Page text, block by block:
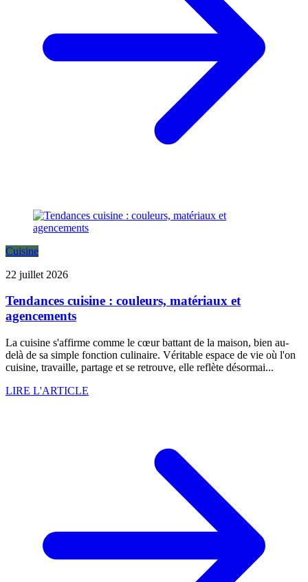
Cuisine
22 juillet 2026
Tendances cuisine : couleurs, matériaux et
agencements
La cuisine s'affirme comme le cœur battant de la maison, bien au-
delà de sa simple fonction culinaire. Véritable espace de vie où l'on
cuisine, travaille, partage et se retrouve, elle reflète désormai...
LIRE L'ARTICLE